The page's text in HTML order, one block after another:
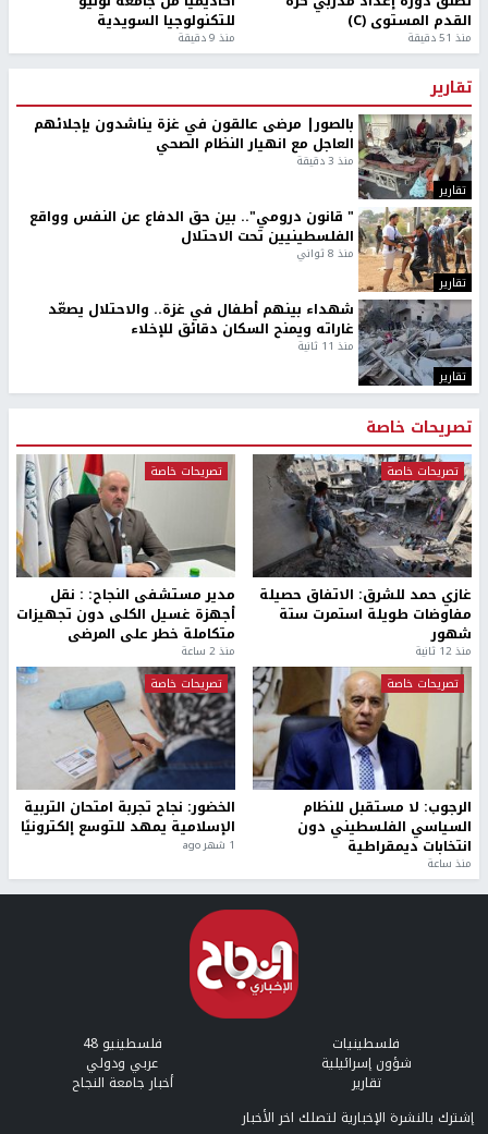
القدم المستوى (C)
منذ 51 دقيقة
للتكنولوجيا السويدية
منذ 9 دقيقة
تقارير
تقارير
بالصور| مرضى عالقون في غزة يناشدون بإجلائهم
العاجل مع انهيار النظام الصحي
منذ 3 دقيقة
تقارير
" قانون درومي".. بين حق الدفاع عن النفس وواقع
الفلسطينيين تحت الاحتلال
منذ 8 ثواني
تقارير
شهداء بينهم أطفال في غزة.. والاحتلال يصعّد
غاراته ويمنح السكان دقائق للإخلاء
منذ 11 ثانية
تصريحات خاصة
تصريحات خاصة
غازي حمد للشرق: الاتفاق حصيلة
مفاوضات طويلة استمرت ستة
شهور
منذ 12 ثانية
تصريحات خاصة
مدير مستشفى النجاح: : نقل
أجهزة غسيل الكلى دون تجهيزات
متكاملة خطر على المرضى
منذ 2 ساعة
تصريحات خاصة
الرجوب: لا مستقبل للنظام
السياسي الفلسطيني دون
انتخابات ديمقراطية
منذ ساعة
تصريحات خاصة
الخضور: نجاح تجربة امتحان التربية
الإسلامية يمهد للتوسع إلكترونيًا
1 شهر ago
فلسطينيات فلسطينيو 48
شؤون إسرائيلية عربي ودولي
تقارير
أخبار جامعة النجاح
إشترك بالنشرة الإخبارية لتصلك اخر الأخبار